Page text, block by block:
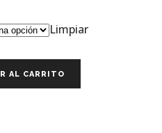
Limpiar
AL CARRITO